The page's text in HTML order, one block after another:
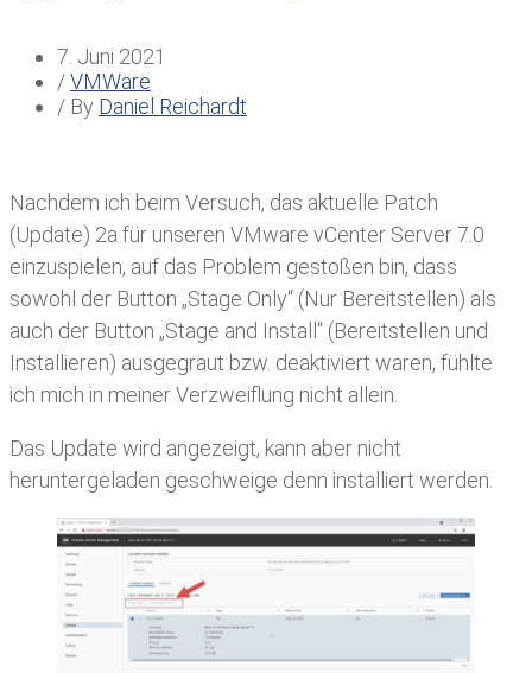
7. Juni 2021
/VMWare
/ By Daniel Reichardt
Nachdem ich beim Versuch, das aktuelle Patch
(Update) 2a für unseren VMware vCenter Server 7.0
einzuspielen, auf das Problem gestoßen bin, dass
sowohl der Button „Stage Only“ (Nur Bereitstellen) als
auch der Button „Stage and Install“ (Bereitstellen und
Installieren) ausgegraut bzw. deaktiviert waren, fühlte
ich mich in meiner Verzweiflung nicht allein.
Das Update wird angezeigt, kann aber nicht
heruntergeladen geschweige denn installiert werden.